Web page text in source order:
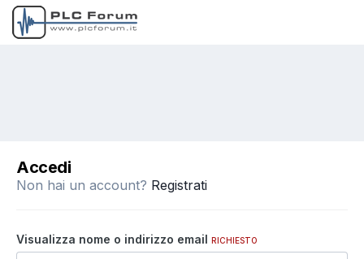
Accedi
Non hai un account? Registrati
Visualizza nome o indirizzo email RICHIESTO